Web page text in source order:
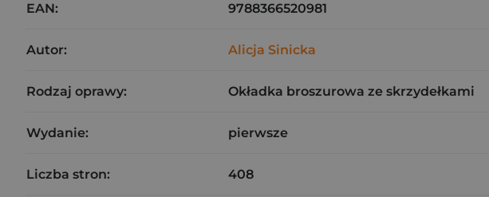
EAN: 9788366520981
Autor: Alicja Sinicka
Rodzaj oprawy: Okładka broszurowa ze skrzydełkami
Wydanie: pierwsze
Liczba stron: 408